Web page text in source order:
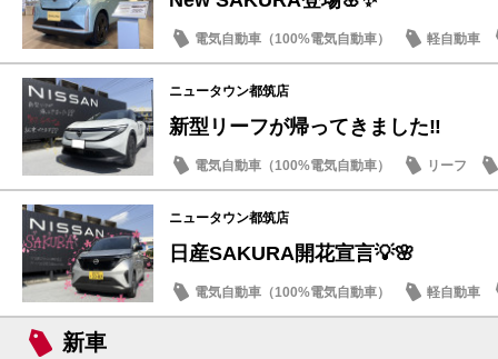
電気自動車（100%電気自動車）
軽自動車
話題の情報
ニュータウン都筑店
新型リーフが帰ってきました‼️
電気自動車（100%電気自動車）
リーフ
新型車
ニュータウン都筑店
日産SAKURA開花宣言💡🌸
電気自動車（100%電気自動車）
軽自動車
話題の情報
新車